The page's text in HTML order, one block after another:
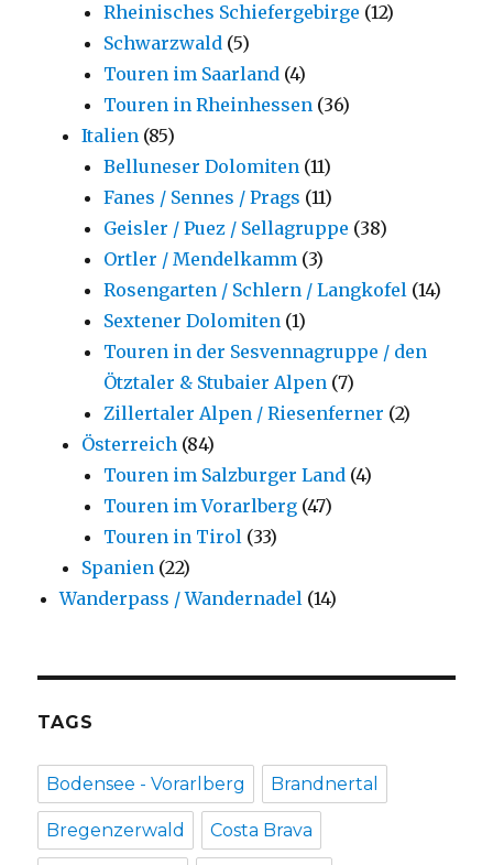
Rheinisches Schiefergebirge (12)
Schwarzwald (5)
Touren im Saarland (4)
Touren in Rheinhessen (36)
Italien (85)
Belluneser Dolomiten (11)
Fanes / Sennes / Prags (11)
Geisler / Puez / Sellagruppe (38)
Ortler / Mendelkamm (3)
Rosengarten / Schlern / Langkofel (14)
Sextener Dolomiten (1)
Touren in der Sesvennagruppe / den
Ötztaler & Stubaier Alpen (7)
Zillertaler Alpen / Riesenferner (2)
Österreich (84)
Touren im Salzburger Land (4)
Touren im Vorarlberg (47)
Touren in Tirol (33)
Spanien (22)
Wanderpass / Wandernadel (14)
TAGS
Bodensee - Vorarlberg Brandnertal
Bregenzerwald Costa Brava